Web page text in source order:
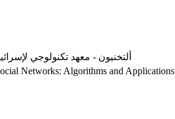
ألتخنيون - معهد تكنولوجي
Networks: Algorithms and Applications